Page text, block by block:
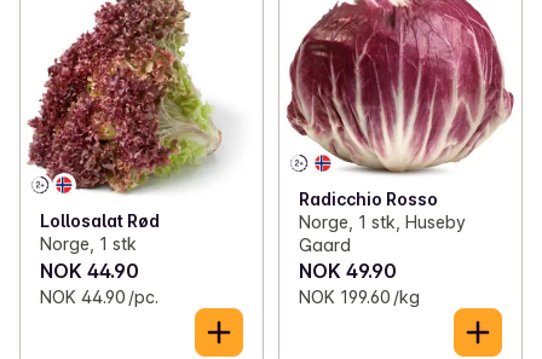
Lollosalat Rød
Norge, 1 stk
NOK 44.90
NOK 44.90 /pc.
Radicchio Rosso
Norge, 1 stk, Huseby
Gaard
NOK 49.90
NOK 199.60 /kg